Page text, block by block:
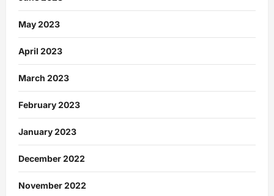
May 2023
April 2023
March 2023
February 2023
January 2023
December 2022
November 2022